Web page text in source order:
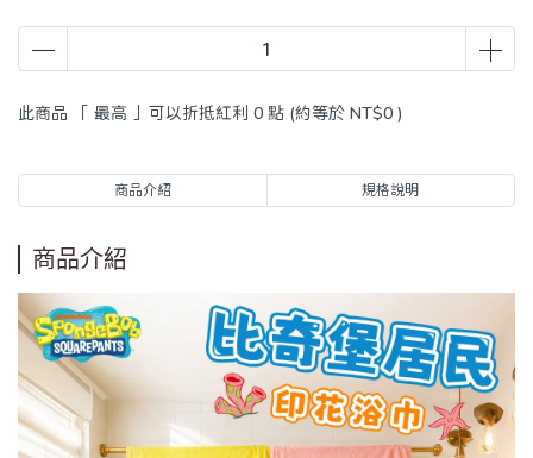
此商品 「 最高 」可以折抵紅利 0 點 (約等於 NT$0 )
商品介紹 規格說明
商品介紹